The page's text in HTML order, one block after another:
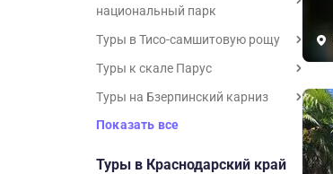
национальный парк
Туры в Тисо-самшитовую рощу
Туры к скале Парус
Туры на Бзерпинский карниз
Показать все
Туры в Краснодарский край